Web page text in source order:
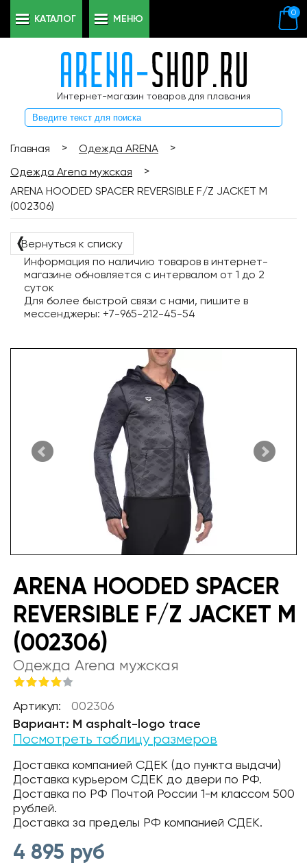
Интернет-магазин товаров для плавания
0
КАТАЛОГ МЕНЮ
Главная > Одежда ARENA
>
Одежда Arena мужская
>
ARENA HOODED SPACER REVERSIBLE F/Z JACKET M
(002306)
❬Вернуться к списку
Информация по наличию товаров в интернет-
магазине обновляется с интервалом от 1 до 2
суток
Для более быстрой связи с нами, пишите в
мессенджеры: +7-965-212-45-54
ARENA HOODED SPACER
REVERSIBLE F/Z JACKET M
(002306)
Одежда Arena мужская
Артикул: 002306
Вариант: M asphalt-logo trace
Посмотреть таблицу размеров
Доставка компанией СДЕК (до пункта выдачи)
Доставка курьером СДЕК до двери по РФ.
Доставка по РФ Почтой России 1-м классом 500
рублей.
Доставка за пределы РФ компанией СДЕК.
4 895 руб